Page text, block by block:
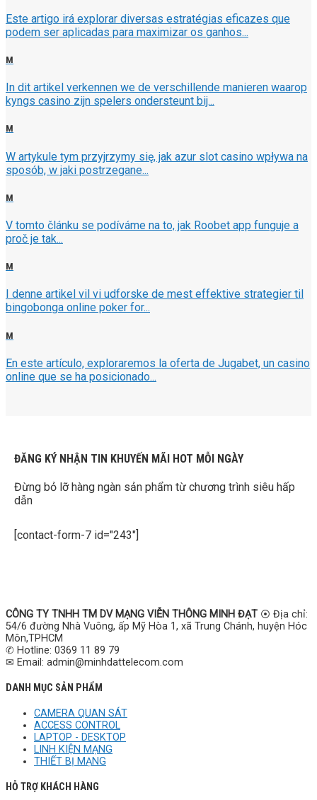
Este artigo irá explorar diversas estratégias eficazes que
podem ser aplicadas para maximizar os ganhos...
M
In dit artikel verkennen we de verschillende manieren waarop
kyngs casino zijn spelers ondersteunt bij...
M
W artykule tym przyjrzymy się, jak azur slot casino wpływa na
sposób, w jaki postrzegane...
M
V tomto článku se podíváme na to, jak Roobet app funguje a
proč je tak...
M
I denne artikel vil vi udforske de mest effektive strategier til
bingobonga online poker for...
M
En este artículo, exploraremos la oferta de Jugabet, un casino
online que se ha posicionado...
ĐĂNG KÝ NHẬN TIN KHUYẾN MÃI HOT MỖI NGÀY
Đừng bỏ lỡ hàng ngàn sản phẩm từ chương trình siêu hấp
dẫn
[contact-form-7 id="243"]
CÔNG TY TNHH TM DV MẠNG VIỄN THÔNG MINH ĐẠT ⦿ Địa chỉ:
54/6 đường Nhà Vuông, ấp Mỹ Hòa 1, xã Trung Chánh, huyện Hóc
Môn,TPHCM
✆ Hotline: 0369 11 89 79
✉ Email: admin@minhdattelecom.com
DANH MỤC SẢN PHẨM
CAMERA QUAN SÁT
ACCESS CONTROL
LAPTOP - DESKTOP
LINH KIỆN MẠNG
THIẾT BỊ MẠNG
HỖ TRỢ KHÁCH HÀNG